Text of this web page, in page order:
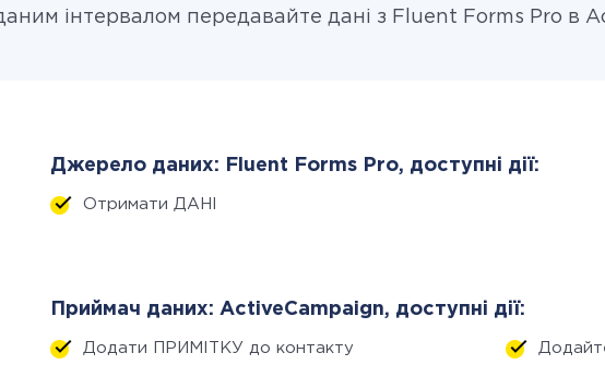
інтервалом передавайте дані з Fluent Forms Pro в
Джерело даних: Fluent Forms Pro, доступні дії:
Отримати ДАНІ
Приймач даних: ActiveCampaign, доступні дії:
Додати ПРИМІТКУ до контакту